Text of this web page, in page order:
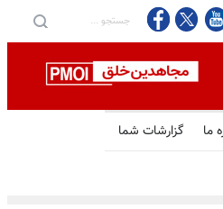
ما گزارشات شما